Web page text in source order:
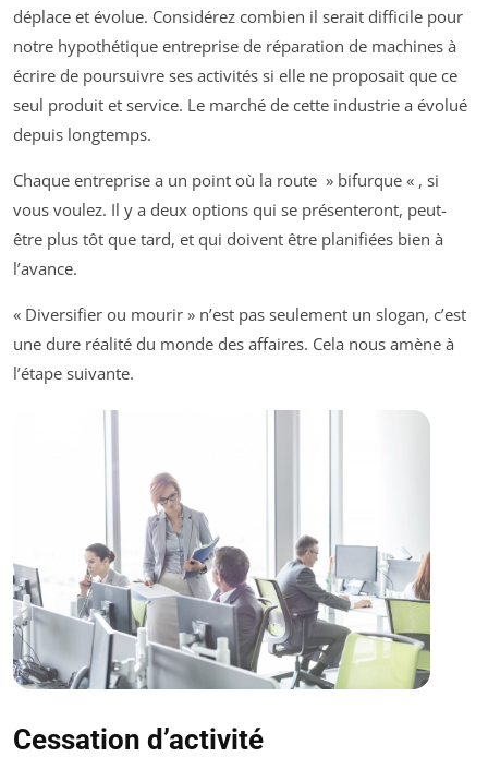
déplace et évolue. Considérez combien il serait difficile pour
notre hypothétique entreprise de réparation de machines à
écrire de poursuivre ses activités si elle ne proposait que ce
seul produit et service. Le marché de cette industrie a évolué
depuis longtemps.
Chaque entreprise a un point où la route » bifurque « , si
vous voulez. Il y a deux options qui se présenteront, peut-
être plus tôt que tard, et qui doivent être planifiées bien à
l’avance.
« Diversifier ou mourir » n’est pas seulement un slogan, c’est
une dure réalité du monde des affaires. Cela nous amène à
l’étape suivante.
Cessation d’activité